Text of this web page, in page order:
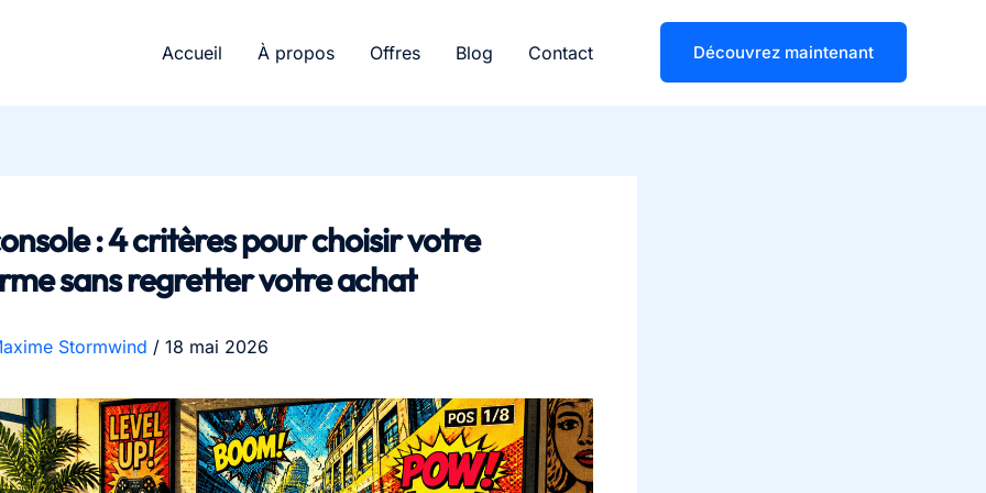
Accueil À propos Offres Blog Contact Découvrez maintenant
: 4 critères pour choisir votre
sans regretter votre achat
Stormwind / 18 mai 2026